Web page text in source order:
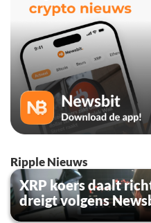
Ripple Nieuws
XRP koers daalt
dreigt volgens